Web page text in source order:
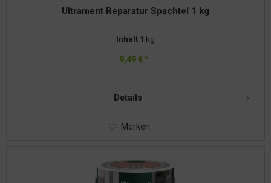
Ultrament Reparatur Spachtel 1 kg
Inhalt 1 kg
9,49 € *
Details
Merken